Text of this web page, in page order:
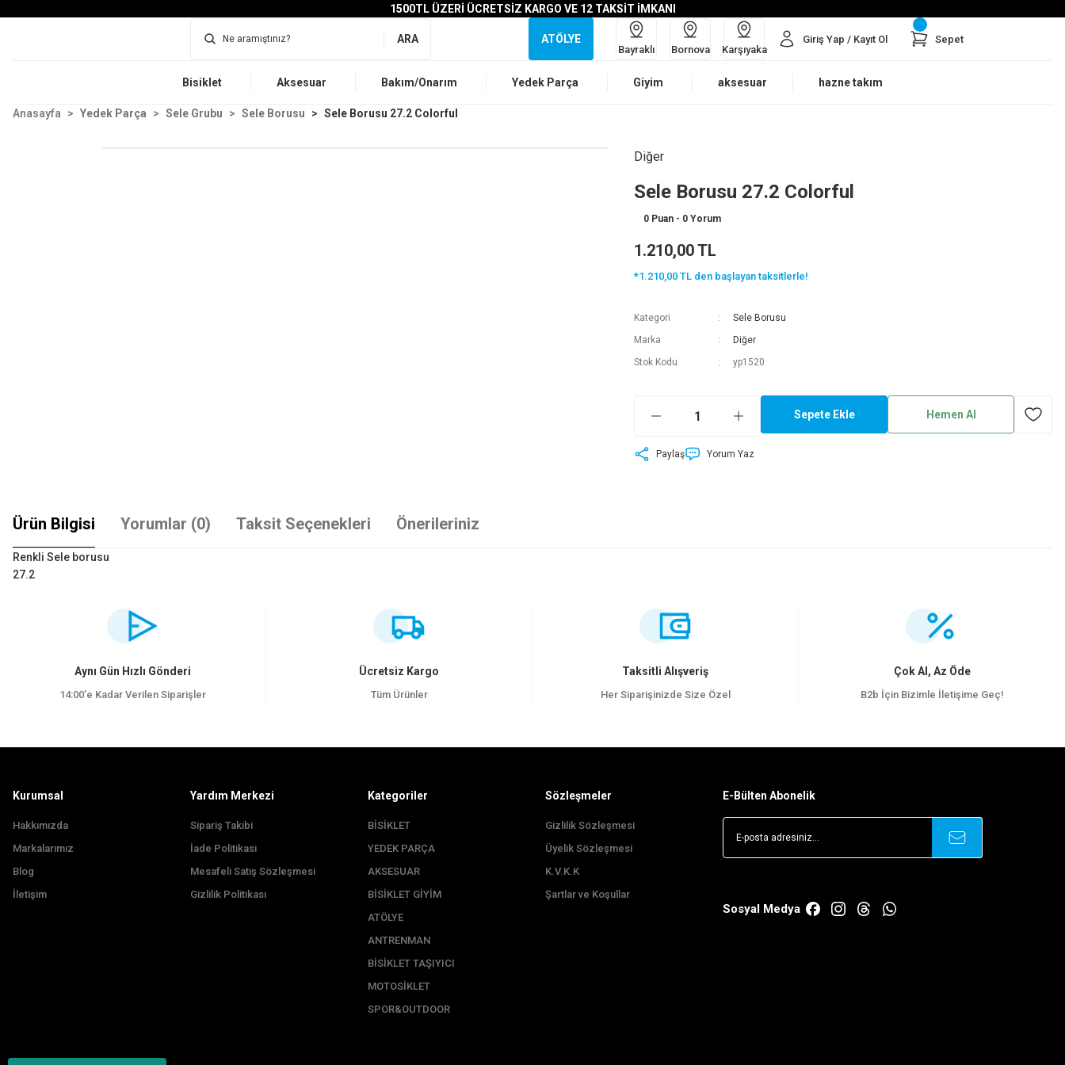
1500TL ÜZERİ ÜCRETSİZ KARGO VE 12 TAKSİT İMKANI
ARA ATÖLYE
Bayraklı Bornova Karşıyaka
Giriş Yap / Kayıt Ol Sepet
Bisiklet Aksesuar Bakım/Onarım Yedek Parça Giyim aksesuar hazne takım
Anasayfa Yedek Parça Sele Grubu Sele Borusu Sele Borusu 27.2 Colorful
Diğer
Sele Borusu 27.2 Colorful
0 Puan - 0 Yorum
1.210,00 TL
*1.210,00 TL den başlayan taksitlerle!
Kategori
Sele Borusu
Marka
Diğer
Stok Kodu
yp1520
Sepete Ekle Hemen Al
Paylaş Yorum Yaz
Ürün Bilgisi Yorumlar (0) Taksit Seçenekleri Önerileriniz
Renkli Sele borusu
27.2
Görüş ve önerileriniz için teşekkür ederiz.
Ürün açıklamasında eksik bilgiler bulunuyor.
Ürün bilgilerinde hatalar bulunuyor.
Aynı Gün Hızlı Gönderi
14:00’e Kadar Verilen Siparişler
Ücretsiz Kargo
Tüm Ürünler
Taksitli Alışveriş
Her Siparişinizde Size Özel
Çok Al, Az Öde
B2b İçin Bizimle İletişime Geç!
Kurumsal
Hakkımızda
Markalarımız
Blog
İletişim
Yardım Merkezi
Sipariş Takibi
İade Politikası
Mesafeli Satış Sözleşmesi
Gizlilik Politikası
Kategoriler
BİSİKLET
YEDEK PARÇA
AKSESUAR
BİSİKLET GİYİM
ATÖLYE
ANTRENMAN
BİSİKLET TAŞIYICI
MOTOSİKLET
SPOR&OUTDOOR
Sözleşmeler
Gizlilik Sözleşmesi
Üyelik Sözleşmesi
K.V.K.K
Şartlar ve Koşullar
E-Bülten Abonelik
Sosyal Medya